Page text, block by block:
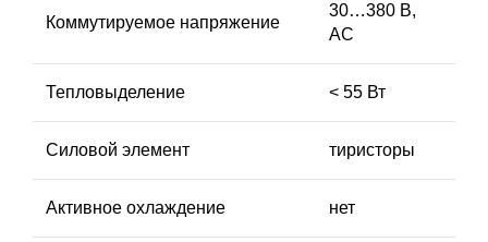
Коммутируемое напряжение
30…380 В,
AC
Тепловыделение < 55 Вт
Силовой элемент тиристоры
Активное охлаждение нет